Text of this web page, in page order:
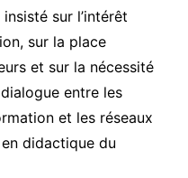
sur l’intérêt
sur la place
et sur la nécessité
entre les
et les réseaux
didactique du